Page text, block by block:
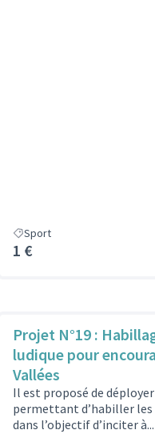
Sport
1 €
Projet N°19 :
ludique pour
Vallées
Il est proposé de
permettant d’habiller les
dans l’objectif d’inciter à...